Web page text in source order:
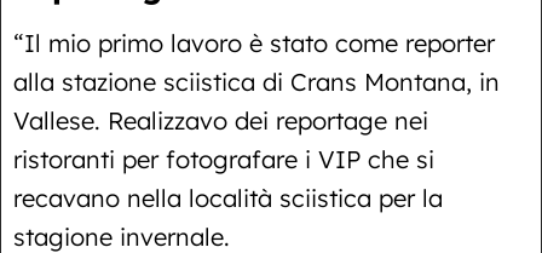
“Il mio primo lavoro è stato come reporter
alla stazione sciistica di Crans Montana, in
Vallese. Realizzavo dei reportage nei
ristoranti per fotografare i VIP che si
recavano nella località sciistica per la
stagione invernale.